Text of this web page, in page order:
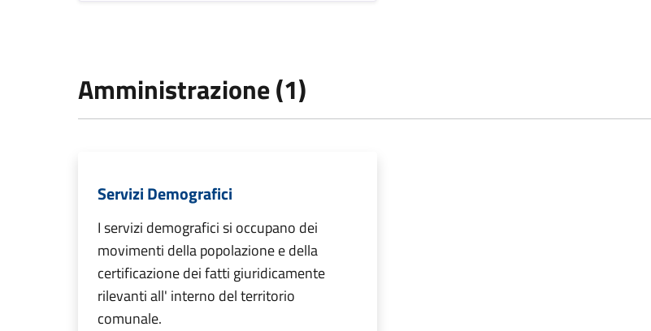
Amministrazione (1)
Servizi Demografici
I servizi demografici si occupano dei
movimenti della popolazione e della
certificazione dei fatti giuridicamente
rilevanti all' interno del territorio
comunale.